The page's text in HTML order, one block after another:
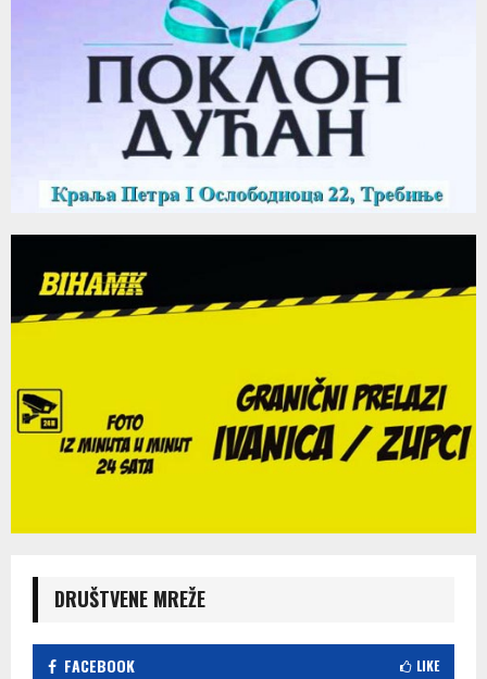
DRUŠTVENE MREŽE
FACEBOOK LIKE